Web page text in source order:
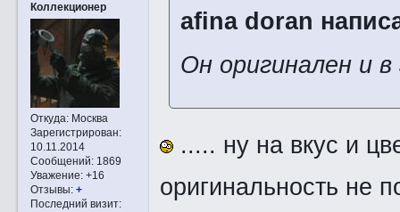
Коллекционер
Откуда:Москва
Зарегистрирован:
10.11.2014
Сообщений:1869
Уважение: +16
Отзывы: +
Последний визит:
afina doran
Он оригинален и
..... ну на вкус и
оригинальность не